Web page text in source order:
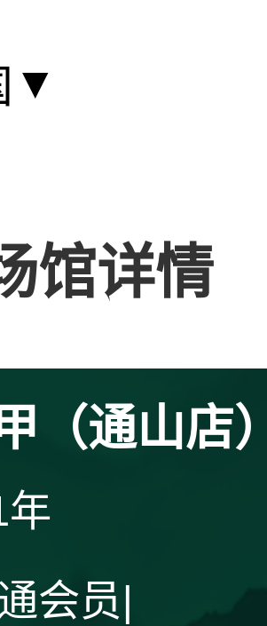
▼
馆详情
（通山店
会员|